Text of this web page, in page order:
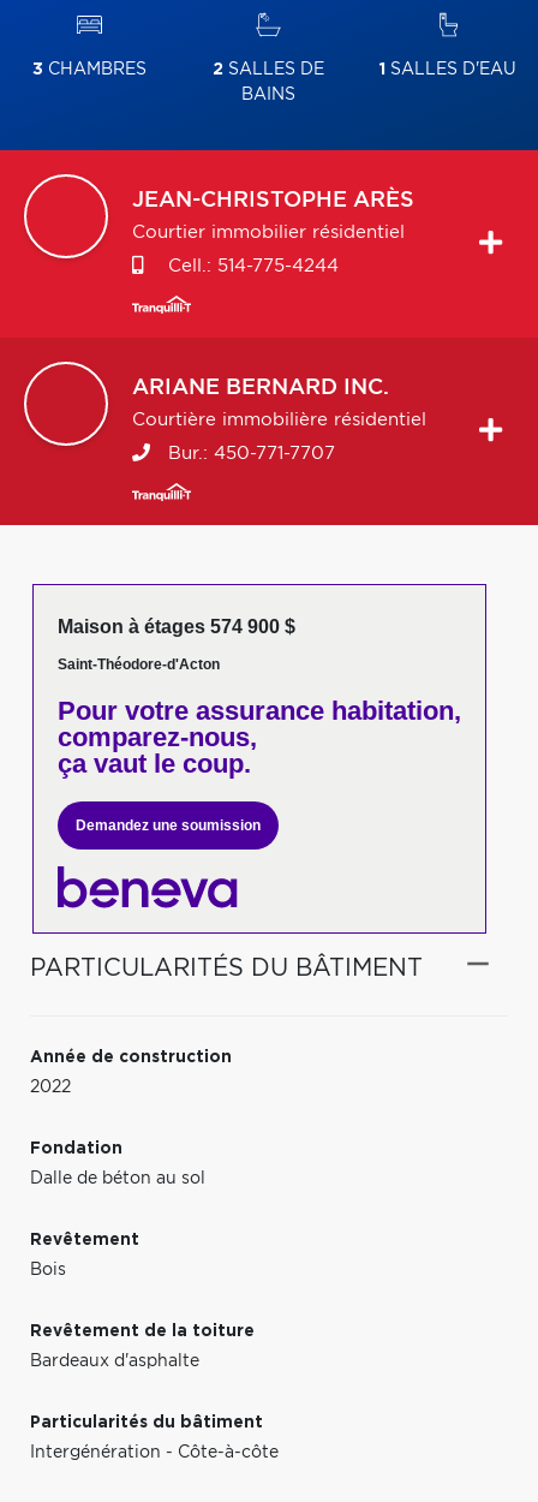
3 CHAMBRES 2 SALLES DE
BAINS
1 SALLES D'EAU
JEAN-CHRISTOPHE ARÈS
Courtier immobilier résidentiel
Cell.: 514-775-4244
ARIANE BERNARD INC.
Courtière immobilière résidentiel
Bur.: 450-771-7707
Maison à étages 574 900 $
Saint-Théodore-d'Acton
Pour votreassurance habitation,
comparez-nous,
ça vaut le coup.
Demandez une soumission
PARTICULARITÉS DU BÂTIMENT
Année de construction
2022
Fondation
Dalle de béton au sol
Revêtement
Bois
Revêtement de la toiture
Bardeaux d'asphalte
Particularités du bâtiment
Intergénération - Côte-à-côte